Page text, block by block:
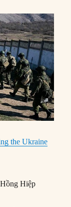
the Ukraine
Hiệp